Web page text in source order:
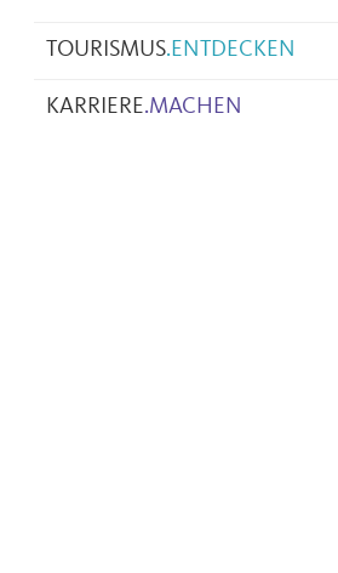
TOURISMUS.ENTDECKEN
KARRIERE.MACHEN